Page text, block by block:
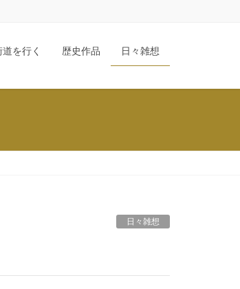
道を行く 歴史作品 日々雑想
日々雑想